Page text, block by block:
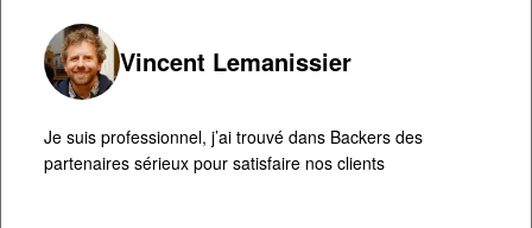
Vincent Lemanissier
Je suis professionnel, j’ai trouvé dans Backers des
partenaires sérieux pour satisfaire nos clients